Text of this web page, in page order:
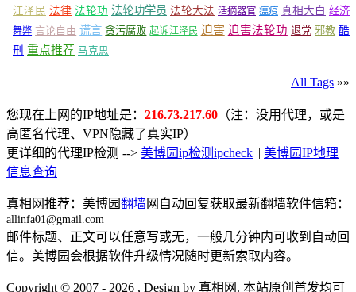
江泽民 法律 法轮功 法轮功学员 法轮大法 活摘器官 瘟疫 真相大白 经济
舞弊 言论自由 谎言 贪污腐败 起诉江泽民 迫害 迫害法轮功 退党 邪教 酷
刑 重点推荐 马克思
All Tags »»
您现在上网的IP地址是： 216.73.217.60 （注：没用代理，或是
高匿名代理、VPN隐藏了真实IP）
更详细的代理IP检测 --> 美博园ip检测ipcheck || 美博园IP地理
信息查询
真相网推荐：美博园翻墙网自动回复获取最新翻墙软件信箱：
allinfa01@gmail.com
邮件标题、正文可以任意写或无，一般几分钟内可收到自动回
信。美博园会根据软件升级情况随时更新索取内容。
Copyright © 2007 - 2026 , Design by 真相网. 本站原创首发均可